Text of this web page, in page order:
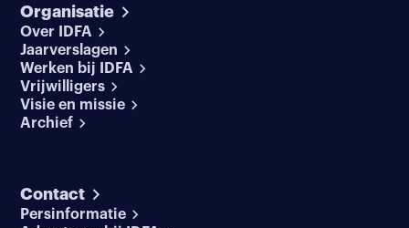
Organisatie
Over IDFA
Jaarverslagen
Werken bij IDFA
Vrijwilligers
Visie en missie
Archief
Contact
Persinformatie